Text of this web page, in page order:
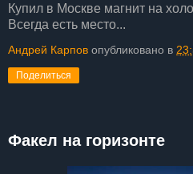
Купил в Москве магнит на
Всегда есть место...
Андрей Карпов опубликовано в
Поделиться
Факел на горизонте